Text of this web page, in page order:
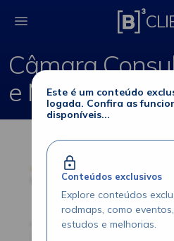
Câmara
Câmara
e Moedas
Este é um conteúdo
logada. Confira as
disponíveis...
Conteúdos exclusivos
Explore conteúdos
rodmaps, como
estudos e melhorias.